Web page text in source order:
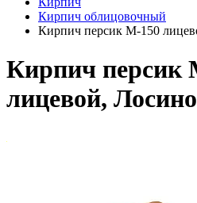
Кирпич облицовочный
Кирпич персик М-150
Кирпич персик
лицевой,